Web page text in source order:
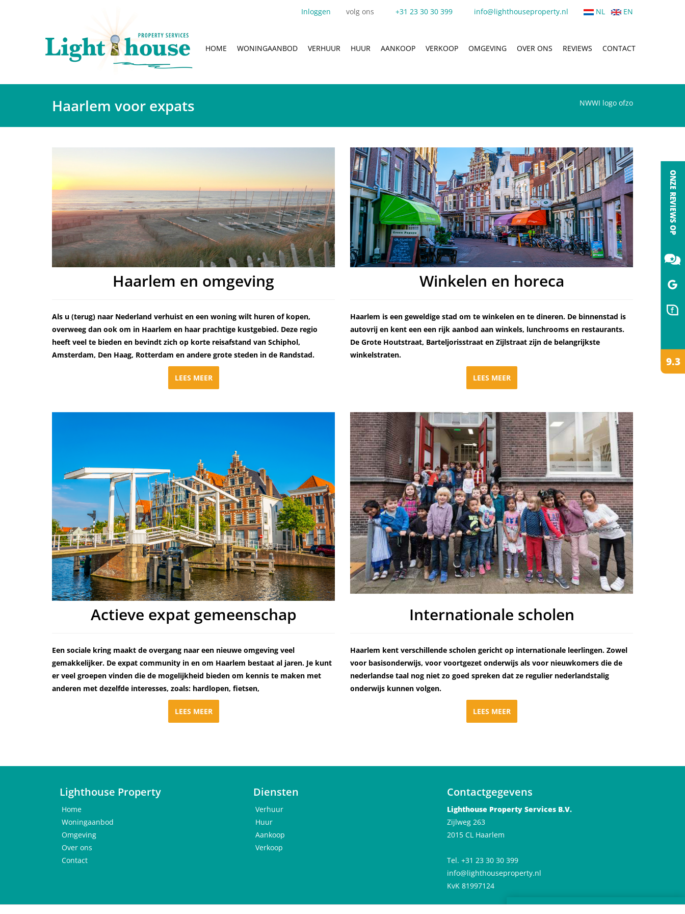
Inloggen volg ons +31 23 30 30 399 info@lighthouseproperty.nl NL EN
HOME WONINGAANBOD VERHUUR HUUR AANKOOP VERKOOP OMGEVING OVER ONS REVIEWS CONTACT
Haarlem voor expats NWWI logo ofzo
Haarlem en omgeving
Als u (terug) naar Nederland verhuist en een woning wilt huren of kopen,
overweeg dan ook om in Haarlem en haar prachtige kustgebied. Deze regio
heeft veel te bieden en bevindt zich op korte reisafstand van Schiphol,
Amsterdam, Den Haag, Rotterdam en andere grote steden in de Randstad.
LEES MEER
Winkelen en horeca
Haarlem is een geweldige stad om te winkelen en te dineren. De binnenstad is
autovrij en kent een een rijk aanbod aan winkels, lunchrooms en restaurants.
De Grote Houtstraat, Barteljorisstraat en Zijlstraat zijn de belangrijkste
winkelstraten.
LEES MEER
Actieve expat gemeenschap
Een sociale kring maakt de overgang naar een nieuwe omgeving veel
gemakkelijker. De expat community in en om Haarlem bestaat al jaren. Je kunt
er veel groepen vinden die de mogelijkheid bieden om kennis te maken met
anderen met dezelfde interesses, zoals: hardlopen, fietsen,
LEES MEER
Internationale scholen
Haarlem kent verschillende scholen gericht op internationale leerlingen. Zowel
voor basisonderwijs, voor voortgezet onderwijs als voor nieuwkomers die de
nederlandse taal nog niet zo goed spreken dat ze regulier nederlandstalig
onderwijs kunnen volgen.
LEES MEER
Lighthouse Property
Home
Woningaanbod
Omgeving
Over ons
Contact
Diensten
Verhuur
Huur
Aankoop
Verkoop
Contactgegevens
Lighthouse Property Services B.V.
Zijlweg 263
2015 CL Haarlem
Tel. +31 23 30 30 399
info@lighthouseproperty.nl
KvK 81997124
×
Huren in De Meester